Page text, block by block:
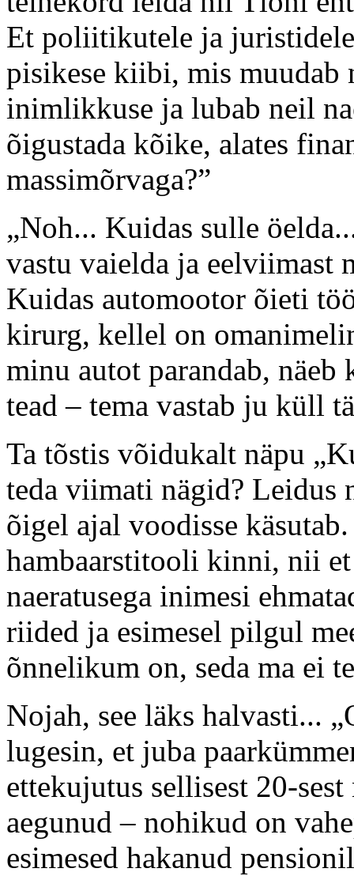
Et poliitikutele ja
pisikese kiibi, mis muudab
inimlikkuse ja lubab neil
õigustada kõike, alates
massimõrvaga?”
„Noh... Kuidas sulle
vastu vaielda ja eelviimast
Kuidas automootor õieti
kirurg, kellel on
minu autot parandab, näeb
tead – tema vastab ju küll
Ta tõstis võidukalt näpu
teda viimati nägid? Leidus
õigel ajal voodisse
hambaarstitooli kinni, nii et
naeratusega inimesi
riided ja esimesel pilgul
õnnelikum on, seda ma ei
Nojah, see läks halvasti...
lugesin, et juba
ettekujutus sellisest 20-
aegunud – nohikud on
esimesed hakanud